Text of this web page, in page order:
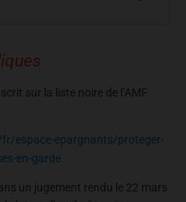
sur la liste noire de l’AMF
espace-epargnants/proteger-
en-garde
un jugement rendu le 22 mars